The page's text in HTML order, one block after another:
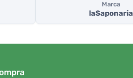
Marca
laSaponaria